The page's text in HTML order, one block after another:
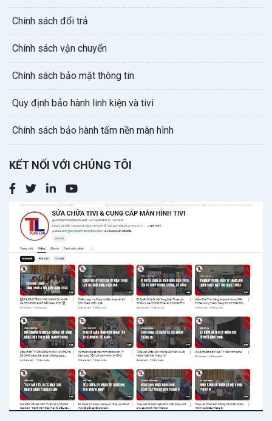
Chính sách đổi trả
Chính sách vận chuyển
Chính sách bảo mật thông tin
Quy định bảo hành linh kiện và tivi
Chính sách bảo hành tấm nền màn hình
KẾT NỐI VỚI CHÚNG TÔI